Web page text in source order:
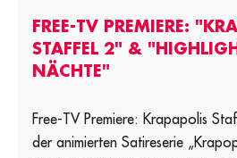
FREE-TV PREMIERE:
STAFFEL 2" &
NÄCHTE"
Free-TV Premiere: Krapapolis
der animierten Satireserie